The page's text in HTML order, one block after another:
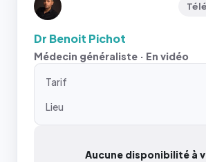
Dr Benoit Pichot
Médecin généraliste · En vidéo
Tarif
Lieu
Aucune disponibilité à